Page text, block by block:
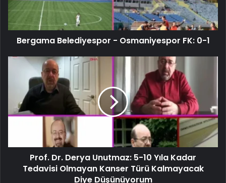
Bergama Belediyespor - Osmaniyespor FK: 0-1
Prof. Dr. Derya Unutmaz: 5-10 Yıla Kadar
Tedavisi Olmayan Kanser Türü Kalmayacak
Diye Düşünüyorum